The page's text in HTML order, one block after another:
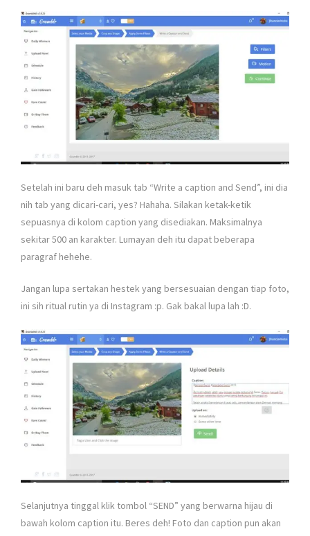
Setelah ini baru deh masuk tab “Write a caption and Send”, ini dia
nih tab yang dicari-cari, yes? Hahaha. Silakan ketak-ketik
sepuasnya di kolom caption yang disediakan. Maksimalnya
sekitar 500 an karakter. Lumayan deh itu dapat beberapa
paragraf hehehe.
Jangan lupa sertakan hestek yang bersesuaian dengan tiap foto,
ini sih ritual rutin ya di Instagram :p. Gak bakal lupa lah :D.
Selanjutnya tinggal klik tombol “SEND” yang berwarna hijau di
bawah kolom caption itu. Beres deh! Foto dan caption pun akan